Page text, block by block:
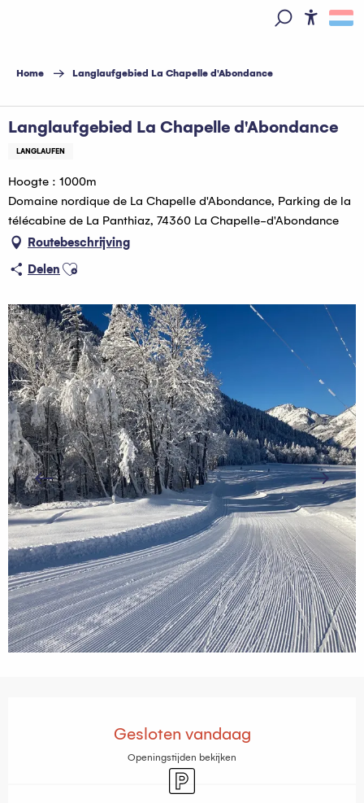
principal
Home Langlaufgebied La Chapelle d'Abondance
Langlaufgebied La Chapelle d'Abondance
LANGLAUFEN
Hoogte : 1000m
Domaine nordique de La Chapelle d'Abondance, Parking de la
télécabine de La Panthiaz, 74360 La Chapelle-d'Abondance
Routebeschrijving
Delen Ajouter aux favoris
Gesloten vandaag
Openingstijden bekijken
Parkeerplaats